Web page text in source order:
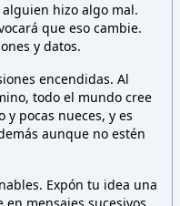
hizo algo mal.
que eso cambie.
y datos.
encendidas. Al
todo el mundo cree
pocas nueces, y es
aunque no estén
Expón tu idea una